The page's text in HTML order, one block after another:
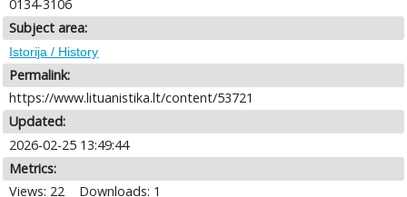
0134-3106
Subject area:
Istorija / History
Permalink:
https://www.lituanistika.lt/content/53721
Updated:
2026-02-25 13:49:44
Metrics:
Views: 22
Downloads: 1